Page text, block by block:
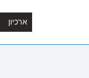
ארכיון